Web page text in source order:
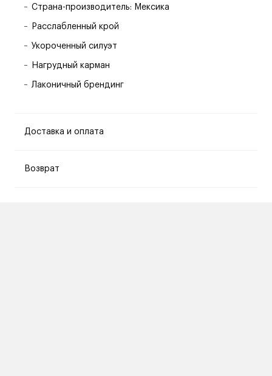
Страна-производитель: Мексика
Расслабленный крой
Укороченный силуэт
Нагрудный карман
Лаконичный брендинг
Доставка и оплата
Возврат